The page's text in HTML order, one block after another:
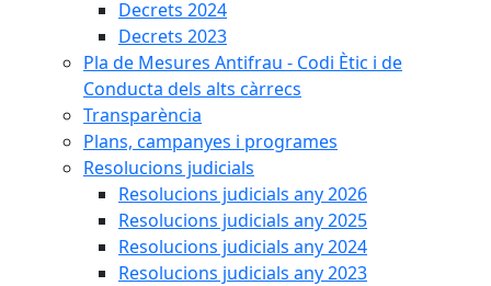
Decrets 2024
Decrets 2023
Pla de Mesures Antifrau - Codi Ètic i de
Conducta dels alts càrrecs
Transparència
Plans, campanyes i programes
Resolucions judicials
Resolucions judicials any 2026
Resolucions judicials any 2025
Resolucions judicials any 2024
Resolucions judicials any 2023